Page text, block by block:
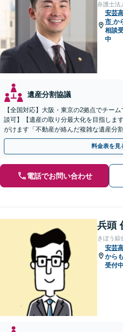
弁護士法
安芸
市 か
相談
中
遺産分割協議
【全国対応】大阪・東京の2拠点でチー
談可】【遺産の取り分最大化を目指しま
がけます「不動産が絡んだ複雑な遺産分
執行／事業承継など、お任せください」
料金表を見
電話でお問い合わせ
兵頭
きぼう綜
安芸
から
受付中